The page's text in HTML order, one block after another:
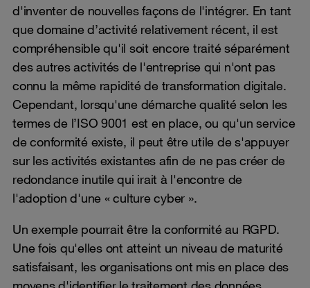
d'inventer de nouvelles façons de l'intégrer. En tant
que domaine d’activité relativement récent, il est
compréhensible qu'il soit encore traité séparément
des autres activités de l'entreprise qui n'ont pas
connu la même rapidité de transformation digitale.
Cependant, lorsqu'une démarche qualité selon les
termes de l’ISO 9001 est en place, ou qu'un service
de conformité existe, il peut être utile de s'appuyer
sur les activités existantes afin de ne pas créer de
redondance inutile qui irait à l'encontre de
l'adoption d'une « culture cyber ».
Un exemple pourrait être la conformité au RGPD.
Une fois qu'elles ont atteint un niveau de maturité
satisfaisant, les organisations ont mis en place des